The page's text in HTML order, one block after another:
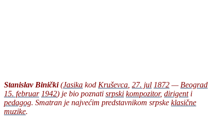
Stanislav Binički(Jasika kod Kruševca 27. jul 1872 — Beograd
15. februar 1942) je bio poznati srpski kompozitor, dirigenti
pedagog. Smatran je najvećim predstavnikom srpske klasične
muzike.